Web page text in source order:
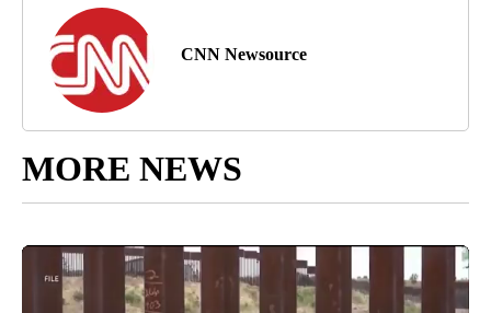
CNN Newsource
MORE NEWS